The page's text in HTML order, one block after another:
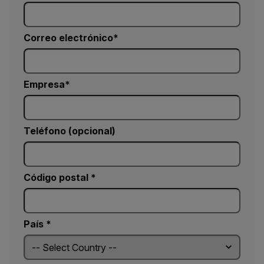
Correo electrónico
Empresa
Teléfono (opcional)
Código postal *
País *